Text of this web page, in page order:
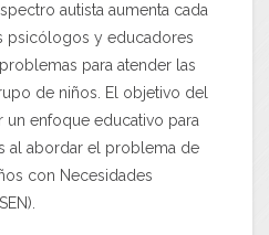
autista aumenta cada
psicólogos y educadores
para atender las
de niños. El objetivo del
enfoque educativo para
al abordar el problema de
con Necesidades